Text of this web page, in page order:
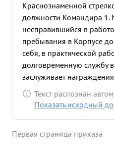
Краснознаменной
должности Командира 1.
несправившийся в
пребывания в Корпусе
себя, в практической
долговременную службу
заслуживает
Текст распознан
Показать исходный
Первая страница приказа